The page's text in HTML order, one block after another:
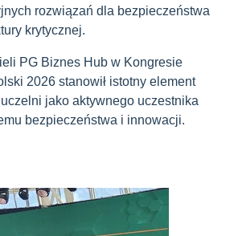
rozwiązań dla bezpieczeństwa
krytycznej.
PG Biznes Hub w Kongresie
2026 stanowił istotny element
jako aktywnego uczestnika
bezpieczeństwa i innowacji.